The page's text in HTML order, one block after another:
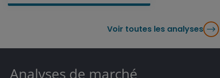
Voir toutes les analyses
Analyses de marché